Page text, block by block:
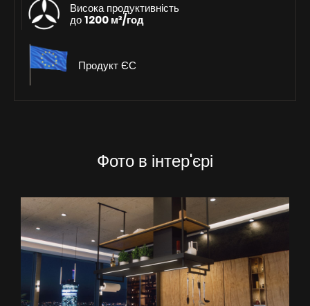
Висока продуктивність
до1200 м³/год
Продукт ЄС
Фото в інтер'єрі